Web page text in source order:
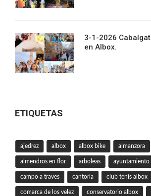
3-1-2026
en Albox.
ETIQUETAS
ajedrez albox albox bike almanzora
almendros en flor arboleas ayuntamiento
campo a traves cantoria club tenis albox
comarca de los velez conservatorio albox